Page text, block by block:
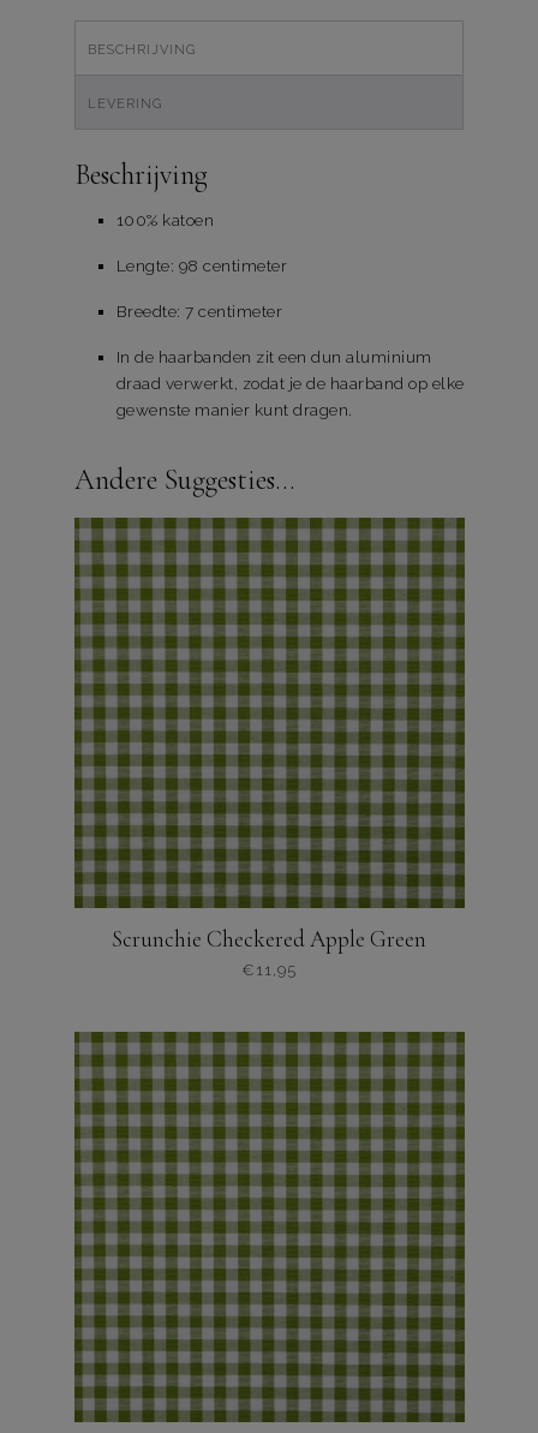
BESCHRIJVING
LEVERING
Beschrijving
100% katoen
Lengte: 98 centimeter
Breedte: 7 centimeter
In de haarbanden zit een dun aluminium
draad verwerkt, zodat je de haarband op elke
gewenste manier kunt dragen.
Andere Suggesties…
Scrunchie Checkered Apple Green
€ 11,95